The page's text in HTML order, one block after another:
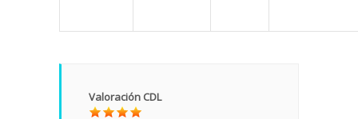
Valoración CDL